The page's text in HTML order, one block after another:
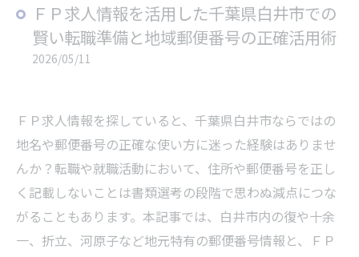
ＦＰ求人情報を活用した千葉県白井市での
賢い転職準備と地域郵便番号の正確活用術
2026/05/11
ＦＰ求人情報を探していると、千葉県白井市ならではの
地名や郵便番号の正確な使い方に迷った経験はありませ
んか？転職や就職活動において、住所や郵便番号を正し
く記載しないことは書類選考の段階で思わぬ減点につな
がることもあります。本記事では、白井市内の復や十余
一、折立、河原子など地元特有の郵便番号情報と、ＦＰ